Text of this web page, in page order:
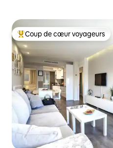
Coups de cœur voyageurs les
Coup de cœur voyageurs